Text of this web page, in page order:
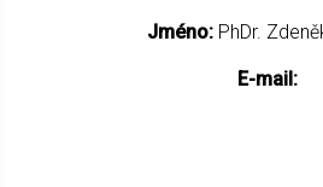
Jméno: PhDr.
E-mail: